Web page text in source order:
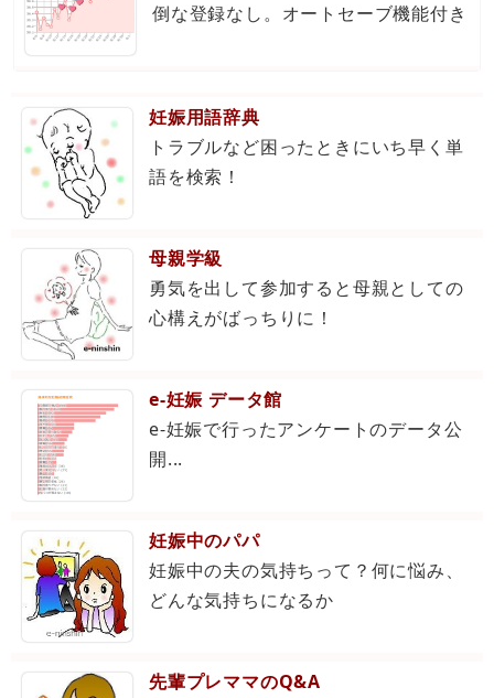
倒な登録なし。オートセーブ機能付き
妊娠用語辞典
トラブルなど困ったときにいち早く単
語を検索！
母親学級
勇気を出して参加すると母親としての
心構えがばっちりに！
e-妊娠 データ館
e-妊娠で行ったアンケートのデータ公
開...
妊娠中のパパ
妊娠中の夫の気持ちって？何に悩み、
どんな気持ちになるか
先輩プレママのQ&A